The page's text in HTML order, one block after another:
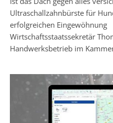
Ultraschallzahnbürste für
erfolgreichen Eingewöhnung
Wirtschaftsstaatssekretär
Handwerksbetrieb im